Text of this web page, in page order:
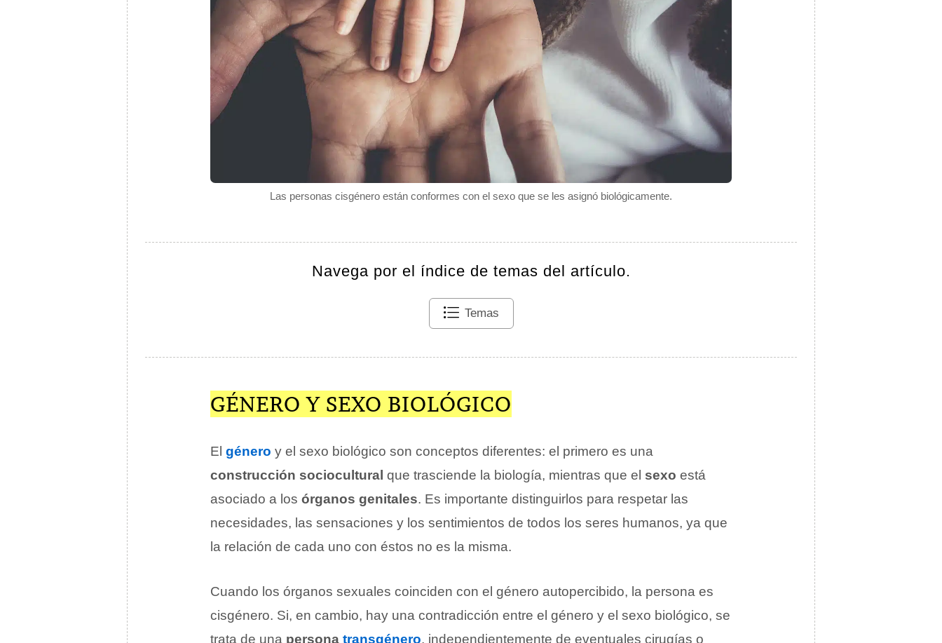
Las personas cisgénero están conformes con el sexo que se les asignó biológicamente.
Navega por el índice de temas del artículo.
Temas
GÉNERO Y SEXO BIOLÓGICO
El género y el sexo biológico son conceptos diferentes: el primero es una
construcción sociocultural que trasciende la biología, mientras que el sexo está
asociado a los órganos genitales. Es importante distinguirlos para respetar las
necesidades, las sensaciones y los sentimientos de todos los seres humanos, ya que
la relación de cada uno con éstos no es la misma.
Cuando los órganos sexuales coinciden con el género autopercibido, la persona es
cisgénero. Si, en cambio, hay una contradicción entre el género y el sexo biológico, se
trata de una persona transgénero, independientemente de eventuales cirugías o